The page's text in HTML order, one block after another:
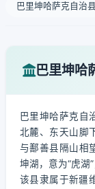
巴里坤哈萨克自治
巴里坤哈
巴里坤哈萨克自
北麓、东天山脚
与鄯善县隔山相
坤湖，意为“虎湖
该县隶属于新疆